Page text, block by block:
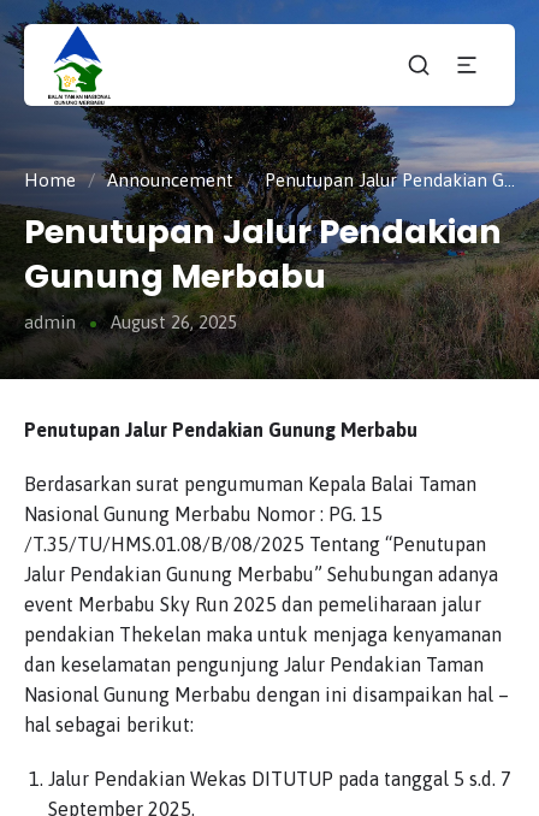
Taman
Nasiona
Gunung
Merbabu
tnmerbabu,
tngunungmerbabu,
tamannasional,
gunungmerbabu,
Home / Announcement / Penutupan Jalur Pendakian Gunung Merbabu
Penutupan Jalur Pendakian
Gunung Merbabu
admin August 26, 2025
Penutupan Jalur Pendakian Gunung Merbabu
Berdasarkan surat pengumuman Kepala Balai Taman
Nasional Gunung Merbabu Nomor : PG. 15
/T.35/TU/HMS.01.08/B/08/2025 Tentang “Penutupan
Jalur Pendakian Gunung Merbabu” Sehubungan adanya
event Merbabu Sky Run 2025 dan pemeliharaan jalur
pendakian Thekelan maka untuk menjaga kenyamanan
dan keselamatan pengunjung Jalur Pendakian Taman
Nasional Gunung Merbabu dengan ini disampaikan hal –
hal sebagai berikut:
Jalur Pendakian Wekas DITUTUP pada tanggal 5 s.d. 7
September 2025.